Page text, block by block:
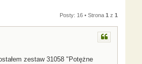
Posty: 16 • Strona 1 z 1
zestaw 31058 "Potężne